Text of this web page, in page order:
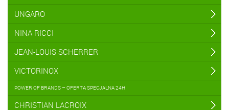
UNGARO
NINA RICCI
JEAN-LOUIS SCHERRER
VICTORINOX
POWER OF BRANDS – OFERTA SPECJALNA 24H
CHRISTIAN LACROIX